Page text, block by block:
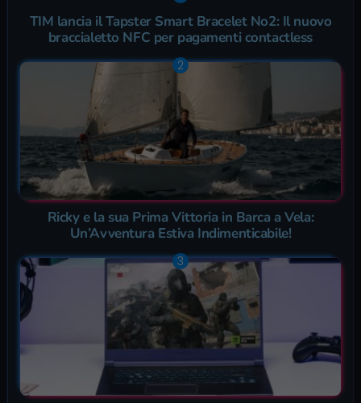
TIM lancia il Tapster Smart Bracelet No2: Il nuovo
braccialetto NFC per pagamenti contactless
Ricky e la sua Prima Vittoria in Barca a Vela:
Un’Avventura Estiva Indimenticabile!